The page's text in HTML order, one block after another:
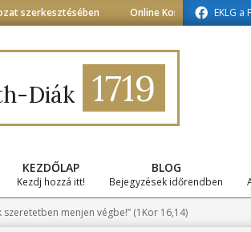
Online Kossuth-Diák aEKLG a
Diák 1719
KEZDŐLAP
Kezdj hozzá itt!
BLOG
Bejegyzések időrendben
menjen végbe!” (1Kor 16,14)